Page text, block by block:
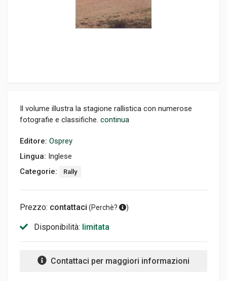
Il volume illustra la stagione rallistica con numerose
fotografie e classifiche. continua
Editore: Osprey
Lingua: Inglese
Categorie:
Rally
Prezzo: contattaci (Perchè? )
Disponibilità: limitata
Contattaci per maggiori informazioni